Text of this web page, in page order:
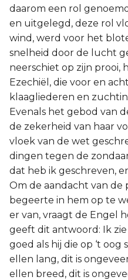
daarom een rol
en uitgelegd, deze rol
wind, werd voor het
snelheid door de lucht
neerschiet op zijn prooi,
Ezechiël, die voor en
klaagliederen en
Evenals het gebod van
de zekerheid van haar
vloek van de wet
dingen tegen de
dat heb ik geschreven,
Om de aandacht van
begeerte in hem op te
er van, vraagt de Engel
geeft dit antwoord: Ik
goed als hij die op ‘t oog
ellen lang, dit is
ellen breed, dit is